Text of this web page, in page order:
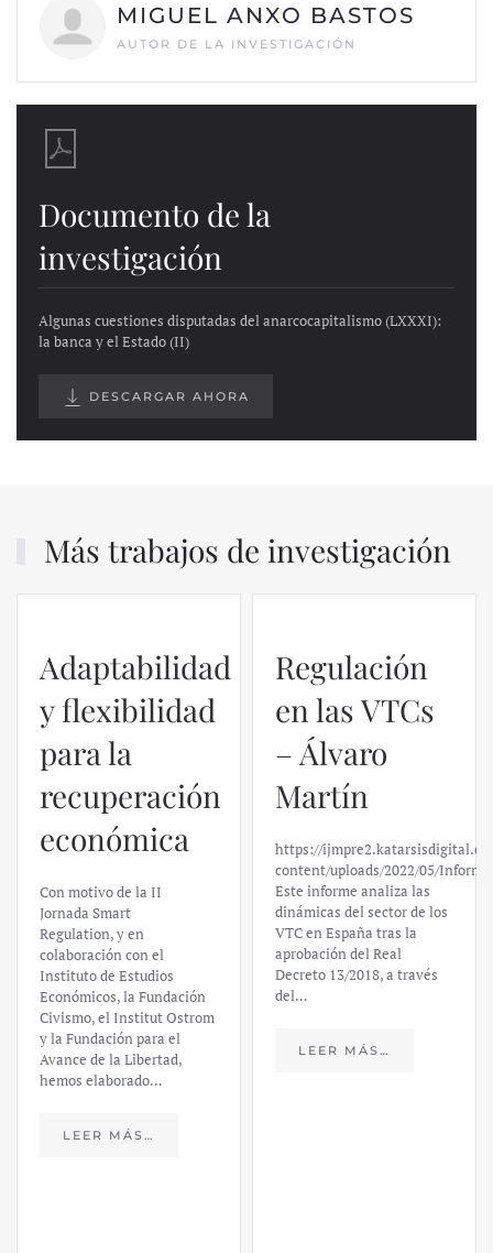
MIGUEL ANXO BASTOS
AUTOR DE LA INVESTIGACIÓN
Documento de la
investigación
Algunas cuestiones disputadas del anarcocapitalismo (LXXXI):
la banca y el Estado (II)
DESCARGAR AHORA
Más trabajos de investigación
Adaptabilidad
y flexibilidad
para la
recuperación
económica
Con motivo de la II
Jornada Smart
Regulation, y en
colaboración con el
Instituto de Estudios
Económicos, la Fundación
Civismo, el Institut Ostrom
y la Fundación para el
Avance de la Libertad,
hemos elaborado…
LEER MÁS…
Regulación
en las VTCs
– Álvaro
Martín
https://
content/uploads/2022/05/
Este informe analiza las
dinámicas del sector de los
VTC en España tras la
aprobación del Real
Decreto 13/2018, a través
del…
LEER MÁS…